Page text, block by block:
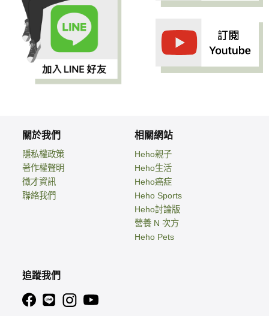
關於我們
隱私權政策
著作權聲明
徵才資訊
聯絡我們
相關網站
Heho親子
Heho生活
Heho癌症
Heho Sports
Heho討論版
營養 N 次方
Heho Pets
追蹤我們